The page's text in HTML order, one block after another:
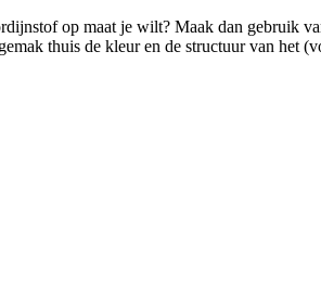
op maat je wilt? Maak dan gebruik
thuis de kleur en de structuur van het